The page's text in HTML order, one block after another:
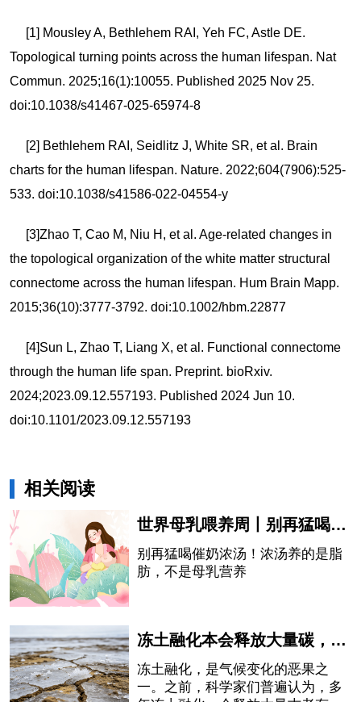
[1] Mousley A, Bethlehem RAI, Yeh FC, Astle DE.
Topological turning points across the human lifespan. Nat
Commun. 2025;16(1):10055. Published 2025 Nov 25.
doi:10.1038/s41467-025-65974-8
[2] Bethlehem RAI, Seidlitz J, White SR, et al. Brain
charts for the human lifespan. Nature. 2022;604(7906):525-
533. doi:10.1038/s41586-022-04554-y
[3]Zhao T, Cao M, Niu H, et al. Age-related changes in
the topological organization of the white matter structural
connectome across the human lifespan. Hum Brain Mapp.
2015;36(10):3777-3792. doi:10.1002/hbm.22877
[4]Sun L, Zhao T, Liang X, et al. Functional connectome
through the human life span. Preprint. bioRxiv.
2024;2023.09.12.557193. Published 2024 Jun 10.
doi:10.1101/2023.09.12.557193
相关阅读
世界母乳喂养周丨别再猛喝催奶浓汤！浓汤养的是脂肪，不是母乳营养
别再猛喝催奶浓汤！浓汤养的是脂
肪，不是母乳营养
冻土融化本会释放大量碳，中国科学家却发现：有一部分被石头“吃掉”了
冻土融化，是气候变化的恶果之
一。之前，科学家们普遍认为，多